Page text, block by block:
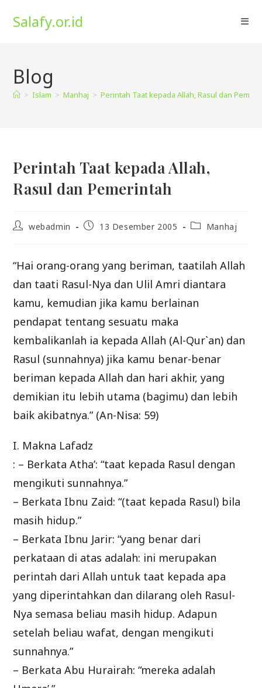
Salafy.or.id
Blog
> Islam > Manhaj > Perintah Taat kepada Allah, Rasul dan
Perintah Taat kepada Allah,
Rasul dan Pemerintah
Postwebadmin
Post13 Desember 2005
PostManhaj
“Hai orang-orang yang beriman, taatilah Allah
dan taati Rasul-Nya dan Ulil Amri diantara
kamu, kemudian jika kamu berlainan
pendapat tentang sesuatu maka
kembalikanlah ia kepada Allah (Al-Qur`an) dan
Rasul (sunnahnya) jika kamu benar-benar
beriman kepada Allah dan hari akhir, yang
demikian itu lebih utama (bagimu) dan lebih
baik akibatnya.” (An-Nisa: 59)
I. Makna Lafadz
: – Berkata Atha’: “taat kepada Rasul dengan
mengikuti sunnahnya.”
– Berkata Ibnu Zaid: “(taat kepada Rasul) bila
masih hidup.”
– Berkata Ibnu Jarir: “yang benar dari
perkataan di atas adalah: ini merupakan
perintah dari Allah untuk taat kepada apa
yang diperintahkan dan dilarang oleh Rasul-
Nya semasa beliau masih hidup. Adapun
setelah beliau wafat, dengan mengikuti
sunnahnya.”
– Berkata Abu Hurairah: “mereka adalah